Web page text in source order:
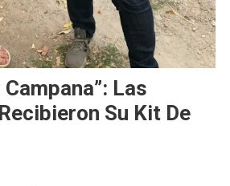
Las
Su Kit De